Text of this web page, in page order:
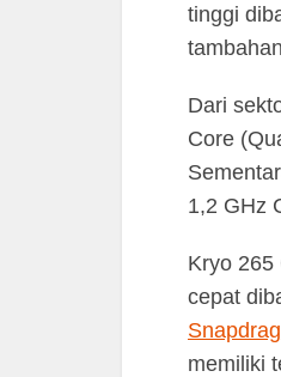
tinggi
Dari
Core
1,2 GHz
Kryo 265
cepat
memiliki